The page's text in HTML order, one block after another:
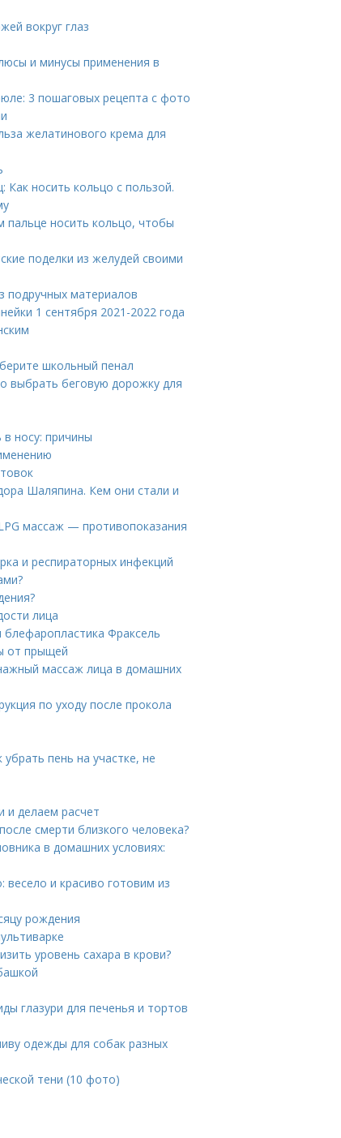
вокруг глаз
и минусы применения в
3 пошаговых рецепта с фото
желатинового крема для
Как носить кольцо с пользой.
пальце носить кольцо, чтобы
поделки из желудей своими
подручных материалов
1 сентября 2021-2022 года
школьный пенал
выбрать беговую дорожку для
носу: причины
Шаляпина. Кем они стали и
массаж — противопоказания
и респираторных инфекций
лица
Фраксель
от прыщей
массаж лица в домашних
по уходу после прокола
пень на участке, не
и делаем расчет
смерти близкого человека?
в домашних условиях:
весело и красиво готовим из
рождения
уровень сахара в крови?
глазури для печенья и тортов
одежды для собак разных
тени (10 фото)